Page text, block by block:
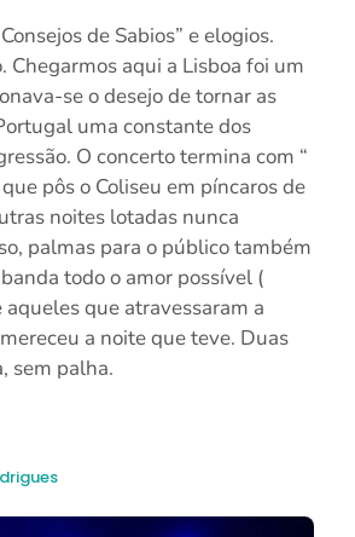
de Sabios” e elogios.
Chegarmos aqui a Lisboa foi um
se o desejo de tornar as
uma constante dos
O concerto termina com “
pôs o Coliseu em píncaros de
noites lotadas nunca
palmas para o público também
todo o amor possível (
que atravessaram a
a noite que teve. Duas
sem palha.